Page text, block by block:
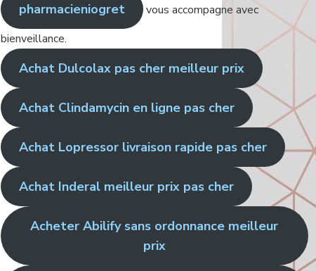
pharmacieniogret
vous accompagne avec
bienveillance.
Achat Dulcolax pas cher meilleur prix
Achat Clindamycin en ligne pas cher
Achat Lopressor livraison rapide pas cher
Achat Inderal meilleur prix pas cher
Acheter Abilify sans ordonnance meilleur
prix